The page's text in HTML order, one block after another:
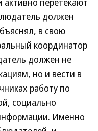
должен
в свою
координатор
должен не
но и вести в
работу по
социально
Именно